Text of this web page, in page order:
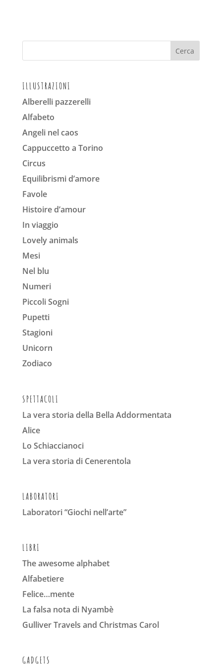
ILLUSTRAZIONI
Alberelli pazzerelli
Alfabeto
Angeli nel caos
Cappuccetto a Torino
Circus
Equilibrismi d’amore
Favole
Histoire d’amour
In viaggio
Lovely animals
Mesi
Nel blu
Numeri
Piccoli Sogni
Pupetti
Stagioni
Unicorn
Zodiaco
SPETTACOLI
La vera storia della Bella Addormentata
Alice
Lo Schiaccianoci
La vera storia di Cenerentola
LABORATORI
Laboratori “Giochi nell’arte”
LIBRI
The awesome alphabet
Alfabetiere
Felice…mente
La falsa nota di Nyambè
Gulliver Travels and Christmas Carol
GADGETS